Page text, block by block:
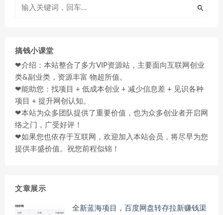
搞钱小课堂
❤介绍：本站整合了多方VIP资源站，主要面向互联网创业
类&副业类，资源丰富 物超所值。
❤能助您：找项目 + 低成本创业 + 减少信息差 + 见识各种
项目 + 提升网创认知。
❤本站为众多团队提供了重要价值，也为众多创业者开启网
络之门，广受好评！
❤如果您也依存于互联网，欢迎加入本站会员，将尽早为您
提供丰盛价值。祝您前程似锦！
文章展示
全新蓝海项目，百度网盘转存拉新赚钱渠